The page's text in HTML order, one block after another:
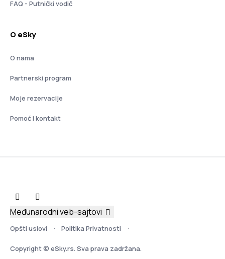
FAQ - Putnički vodič
O eSky
O nama
Partnerski program
Moje rezervacije
Pomoć i kontakt
Opšti uslovi Politika Privatnosti
Copyright © eSky.rs. Sva prava zadržana.
Međunarodni veb-sajtovi